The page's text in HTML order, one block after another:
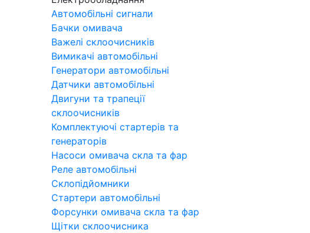
Автомобільні сигнали
Бачки омивача
Важелі склоочисників
Вимикачі автомобільні
Генератори автомобільні
Датчики автомобільні
Двигуни та трапеції
склоочисників
Комплектуючі стартерів та
генераторів
Насоси омивача скла та фар
Реле автомобільні
Склопідйомники
Стартери автомобільні
Форсунки омивача скла та фар
Щітки склоочисника